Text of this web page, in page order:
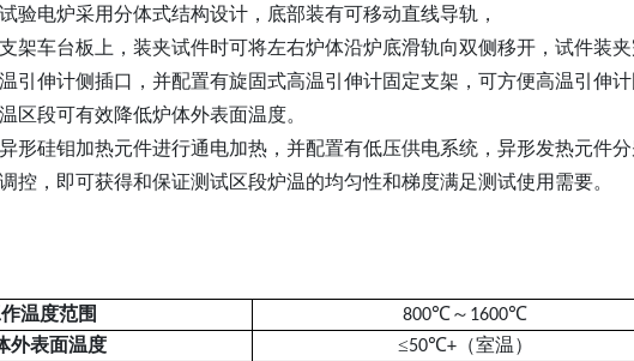
电炉采用分体式结构设计，底部装有可移动直线导轨，
车台板上，装夹试件时可将左右炉体沿炉底滑轨向双侧移开，试件装
引伸计侧插口，并配置有旋固式高温引伸计固定支架，可方便高温引伸
区段可有效降低炉体外表面温度。
硅钼加热元件进行通电加热，并配置有低压供电系统，异形发热元件
控，即可获得和保证测试区段炉温的均匀性和梯度满足测试使用需要。
温度范围 800℃～ 1600℃
外表面温度
≤50℃+（室温）